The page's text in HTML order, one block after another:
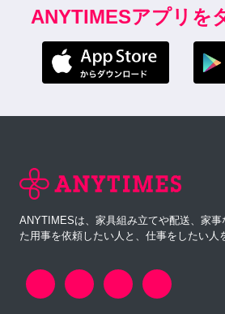
ANYTIMESアプリを
ANYTIMESは、家具組み立てや配送、家事
た用事を依頼したい人と、仕事をしたい人